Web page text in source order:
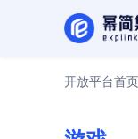
开放平台首页